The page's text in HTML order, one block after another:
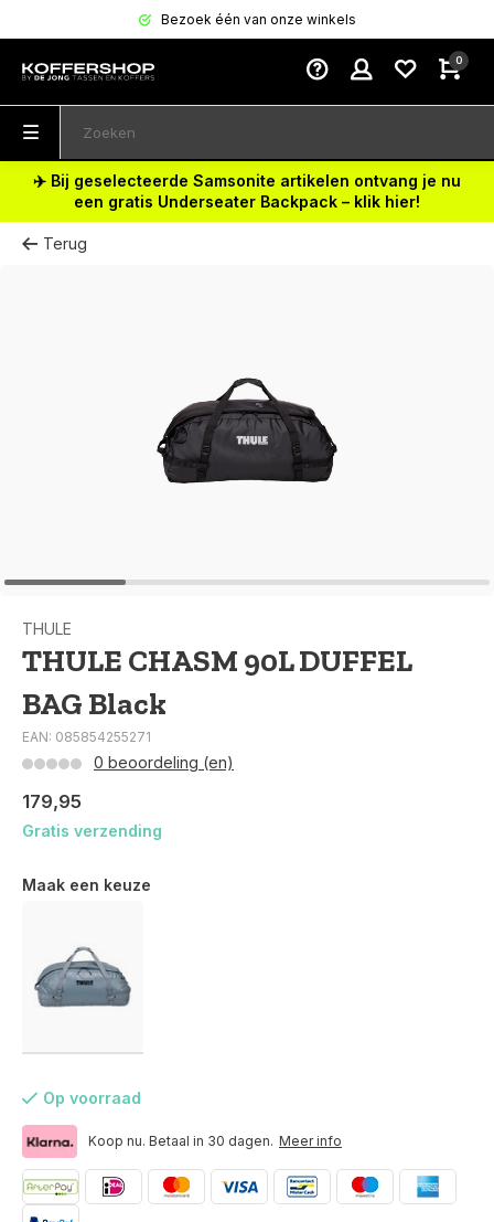
Bezoek één van onze winkels
0
✈️ Bij geselecteerde Samsonite artikelen ontvang je nu
een gratis Underseater Backpack – klik hier!
Terug
THULE
THULE CHASM 90L DUFFEL
BAG Black
EAN: 085854255271
0 beoordeling (en)
179,95
Gratis verzending
Maak een keuze
Op voorraad
Koop nu. Betaal in 30 dagen. Meer info